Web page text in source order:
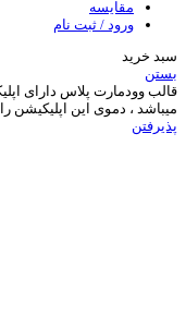
مقایسه
ورود / ثبت نام
سبد خرید
بستن
قالب وودمارت پلاس دارای
میباشد ، دموی این اپلیکیشن را
پذیرفتن